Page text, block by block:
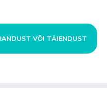
VÕI TÄIENDUST